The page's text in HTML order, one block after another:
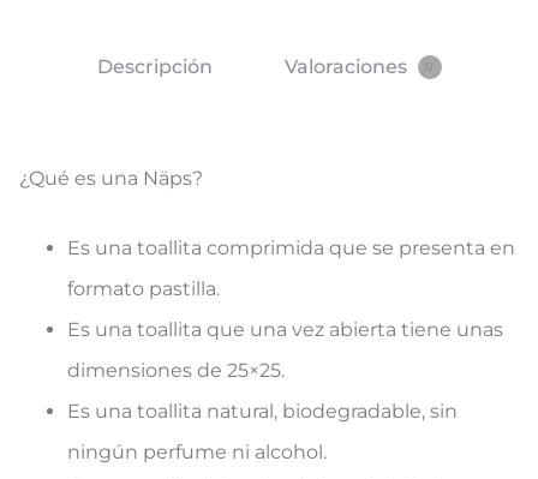
Descripción Valoraciones
¿Qué es una Näps?
Es una toallita comprimida que se presenta en
formato pastilla.
Es una toallita que una vez abierta tiene unas
dimensiones de 25×25.
Es una toallita natural, biodegradable, sin
ningún perfume ni alcohol.